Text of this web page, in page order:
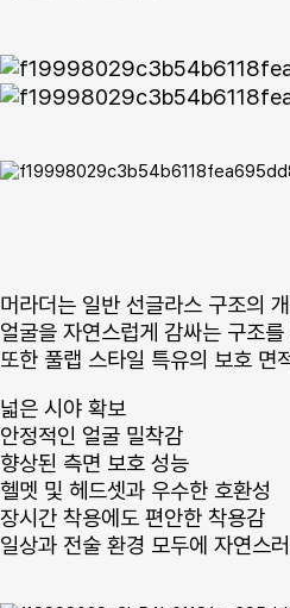
머라더는 일반 선글라스 구조의
얼굴을 자연스럽게 감싸는 구조
또한 풀랩 스타일 특유의 보호 면
넓은 시야 확보
안정적인 얼굴 밀착감
향상된 측면 보호 성능
헬멧 및 헤드셋과 우수한 호환성
장시간 착용에도 편안한 착용감
일상과 전술 환경 모두에 자연스